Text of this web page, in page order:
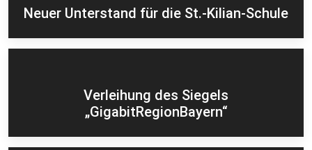
Neuer Unterstand für die St.-Kilian-Schule
Verleihung des Siegels
„GigabitRegionBayern“